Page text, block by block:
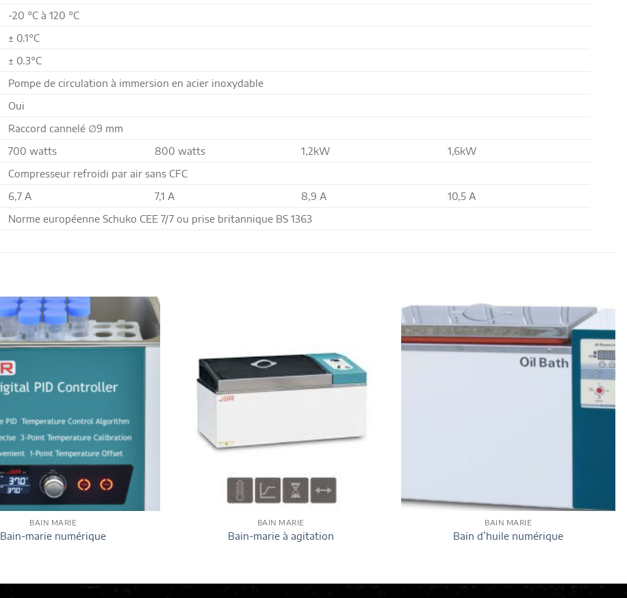
-20 °Cà 120 °C
± 0.1°C
± 0.3°C
Pompe de circulation à immersion en acier inoxydable
Oui
Raccord cannelé ∅9 mm
700 watts 800 watts 1,2kW
1,6kW
Compresseur refroidi par air sans CFC
6,7 A 7,1 A 8,9 A
10,5 A
Norme européenne Schuko CEE 7/7 ou prise britannique BS 1363
BAIN MARIE
Bain-marie numérique
BAIN MARIE
Bain-marie à agitation
BAIN MARIE
Bain d’huile numérique